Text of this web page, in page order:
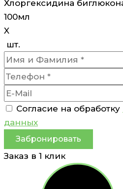
Хлоргексидина
100мл
X
шт.
Согласие на обработку
данных
Забронировать
Заказ в 1 клик